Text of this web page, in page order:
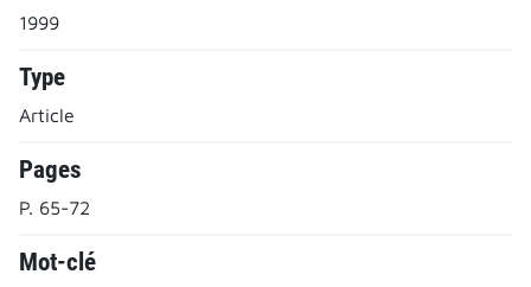
1999
Type
Article
Pages
P. 65-72
Mot-clé